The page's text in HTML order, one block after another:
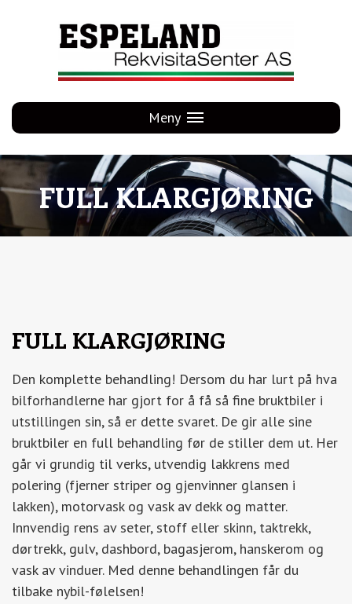
Meny
FULL KLARGJØRING
FULL KLARGJØRING
Den komplette behandling! Dersom du har lurt på hva
bilforhandlerne har gjort for å få så fine bruktbiler i
utstillingen sin, så er dette svaret. De gir alle sine
bruktbiler en full behandling før de stiller dem ut. Her
går vi grundig til verks, utvendig lakkrens med
polering (fjerner striper og gjenvinner glansen i
lakken), motorvask og vask av dekk og matter.
Innvendig rens av seter, stoff eller skinn, taktrekk,
dørtrekk, gulv, dashbord, bagasjerom, hanskerom og
vask av vinduer. Med denne behandlingen får du
tilbake nybil-følelsen!